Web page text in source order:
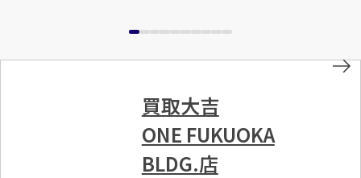
買取大吉
ONE FUKUOKA
BLDG.店